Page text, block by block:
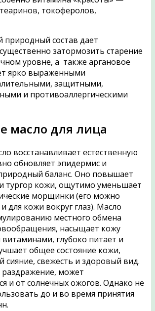
токоферолов,
природный состав дает
затормозить старение
уровне, а также аргановое
ярко выраженными
защитными,
и противоаллергическими
масло для лица
восстанавливает естественную
обновляет эпидермис и
баланс. Оно повышает
тургор кожи, ощутимо уменьшает
морщинки (его можно
для кожи вокруг глаз). Масло
местного обмена
насыщает кожу
глубоко питает и
общее состояние кожи,
сияние, свежесть и здоровый вид.
раздражение, может
и от солнечных ожогов. Однако не
до и во время принятия